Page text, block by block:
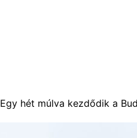
Egy hét múlva kezdődik a